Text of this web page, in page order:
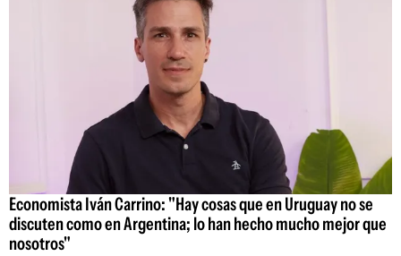
Economista Iván Carrino: "Hay cosas que en Uruguay no se
discuten como en Argentina; lo han hecho mucho mejor que
nosotros"